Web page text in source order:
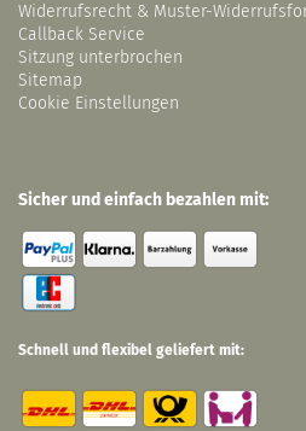
Widerrufsrecht & Muster-
Callback Service
Sitzung unterbrochen
Sitemap
Cookie Einstellungen
Sicher und einfach bezahlen mit:
Schnell und flexibel geliefert mit: